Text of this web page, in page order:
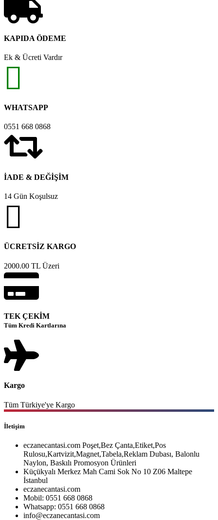
KAPIDA ÖDEME
Ek & Ücreti Vardır
WHATSAPP
0551 668 0868
İADE & DEĞİŞİM
14 Gün Koşulsuz
ÜCRETSİZ KARGO
2000.00 TL Üzeri
TEK ÇEKİM
Tüm Kredi Kartlarına
Kargo
Tüm Türkiye'ye Kargo
İletişim
eczanecantasi.com Poşet,Bez Çanta,Etiket,Pos
Rulosu,Kartvizit,Magnet,Tabela,Reklam Dubası, Balonlu
Naylon, Baskılı Promosyon Ürünleri
Küçükyalı Merkez Mah Cami Sok No 10 Z06 Maltepe
İstanbul
eczanecantasi.com
Mobil: 0551 668 0868
Whatsapp: 0551 668 0868
info@eczanecantasi.com